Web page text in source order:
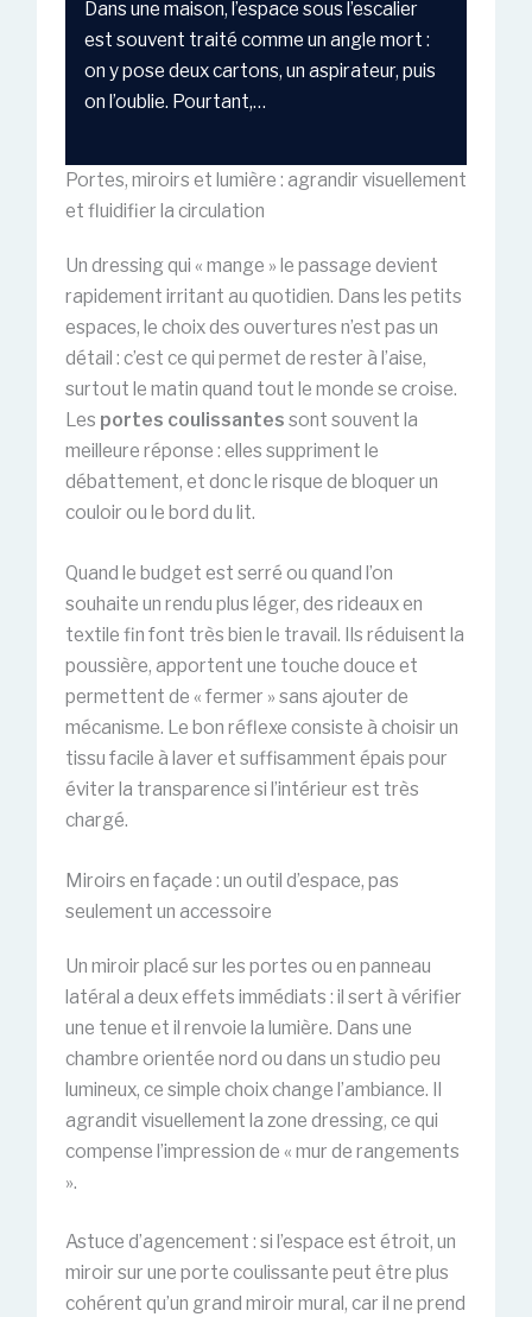
Dans une maison, l’espace sous l’escalier
est souvent traité comme un angle mort :
on y pose deux cartons, un aspirateur, puis
on l’oublie. Pourtant,…
Portes, miroirs et lumière : agrandir visuellement
et fluidifier la circulation
Un dressing qui « mange » le passage devient
rapidement irritant au quotidien. Dans les petits
espaces, le choix des ouvertures n’est pas un
détail : c’est ce qui permet de rester à l’aise,
surtout le matin quand tout le monde se croise.
Les portes coulissantes sont souvent la
meilleure réponse : elles suppriment le
débattement, et donc le risque de bloquer un
couloir ou le bord du lit.
Quand le budget est serré ou quand l’on
souhaite un rendu plus léger, des rideaux en
textile fin font très bien le travail. Ils réduisent la
poussière, apportent une touche douce et
permettent de « fermer » sans ajouter de
mécanisme. Le bon réflexe consiste à choisir un
tissu facile à laver et suffisamment épais pour
éviter la transparence si l’intérieur est très
chargé.
Miroirs en façade : un outil d’espace, pas
seulement un accessoire
Un miroir placé sur les portes ou en panneau
latéral a deux effets immédiats : il sert à vérifier
une tenue et il renvoie la lumière. Dans une
chambre orientée nord ou dans un studio peu
lumineux, ce simple choix change l’ambiance. Il
agrandit visuellement la zone dressing, ce qui
compense l’impression de « mur de rangements
».
Astuce d’agencement : si l’espace est étroit, un
miroir sur une porte coulissante peut être plus
cohérent qu’un grand miroir mural, car il ne prend